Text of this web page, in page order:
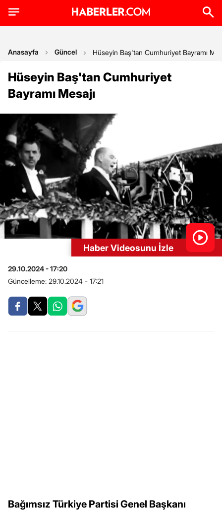
Anasayfa Güncel Hüseyin Baş'tan Cumhuriyet Bayramı
Hüseyin Baş'tan Cumhuriyet
Bayramı Mesajı
Haber Videosunu İzle
29.10.2024 - 17:20
Güncelleme: 29.10.2024 - 17:21
Bağımsız Türkiye Partisi Genel Başkanı